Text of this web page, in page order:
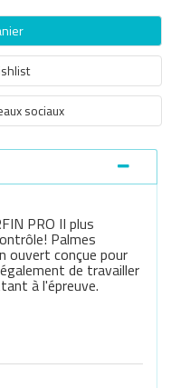
sociaux
PRO II plus
Palmes
ouvert conçue pour
de travailler
à l'épreuve.